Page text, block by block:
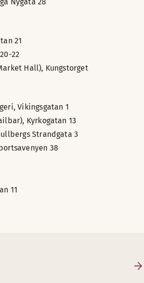
21
22
Hall), Kungstorget
Vikingsgatan 1
Kyrkogatan 13
Strandgata 3
38
11